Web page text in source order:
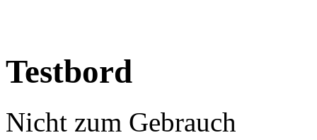
Testbord
Nicht zum Gebrauch